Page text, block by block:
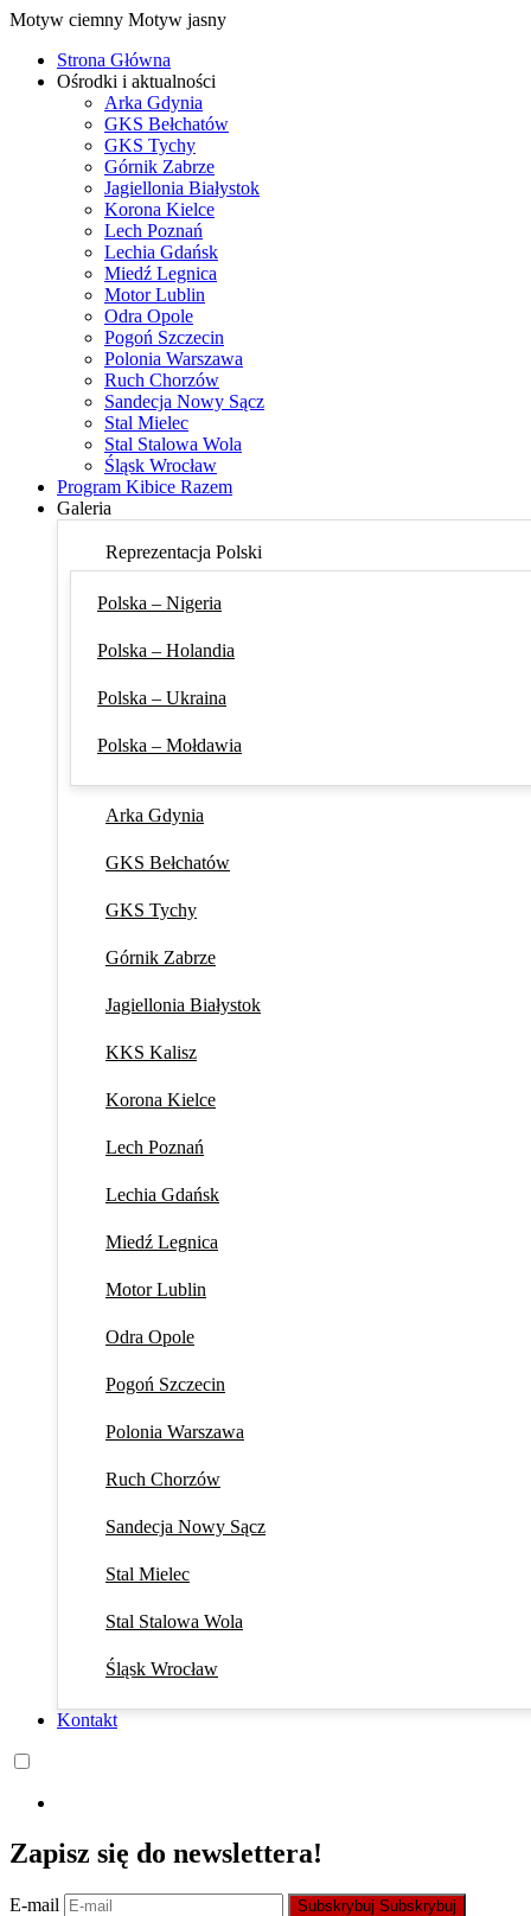
Motyw ciemny Motyw jasny
Strona Główna
Ośrodki i aktualności
Arka Gdynia
GKS Bełchatów
GKS Tychy
Górnik Zabrze
Jagiellonia Białystok
Korona Kielce
Lech Poznań
Lechia Gdańsk
Miedź Legnica
Motor Lublin
Odra Opole
Pogoń Szczecin
Polonia Warszawa
Ruch Chorzów
Sandecja Nowy Sącz
Stal Mielec
Stal Stalowa Wola
Śląsk Wrocław
Program Kibice Razem
Galeria
Reprezentacja Polski
Polska – Nigeria
Polska – Holandia
Polska – Ukraina
Polska – Mołdawia
Arka Gdynia
GKS Bełchatów
GKS Tychy
Górnik Zabrze
Jagiellonia Białystok
KKS Kalisz
Korona Kielce
Lech Poznań
Lechia Gdańsk
Miedź Legnica
Motor Lublin
Odra Opole
Pogoń Szczecin
Polonia Warszawa
Ruch Chorzów
Sandecja Nowy Sącz
Stal Mielec
Stal Stalowa Wola
Śląsk Wrocław
Kontakt
Zapisz się do newslettera!
E-mail Subskrybuj Subskrybuj